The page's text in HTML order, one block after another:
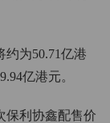
为50.71亿港
亿港元。
保利协鑫配售价